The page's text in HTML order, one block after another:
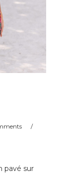
pavé sur